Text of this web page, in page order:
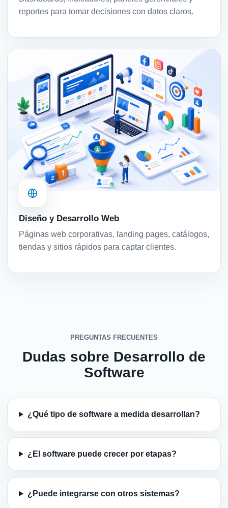
reportes para tomar decisiones con datos claros.
Diseño y Desarrollo Web
Páginas web corporativas, landing pages, catálogos,
tiendas y sitios rápidos para captar clientes.
PREGUNTAS FRECUENTES
Dudas sobre Desarrollo de
Software
¿Qué tipo de software a medida desarrollan?
¿El software puede crecer por etapas?
¿Puede integrarse con otros sistemas?